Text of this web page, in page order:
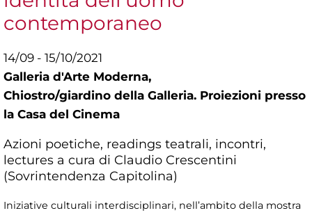
contemporaneo
14/09 - 15/10/2021
Galleria d'Arte Moderna,
Chiostro/giardino della Galleria. Proiezioni presso
la Casa del Cinema
Azioni poetiche, readings teatrali, incontri,
lectures a cura di Claudio Crescentini
(Sovrintendenza Capitolina)
Iniziative culturali interdisciplinari, nell’ambito della mostra